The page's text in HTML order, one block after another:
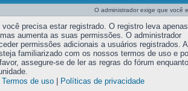
O administrador exige que você
você precisa estar registrado. O registro leva apenas
aumenta as suas permissões. O administrador
permissões adicionais a usuários registrados.
familiarizado com os nossos termos de uso e
assegure-se de ler as regras do fórum enquanto
Termos de uso| Políticas de privacidade